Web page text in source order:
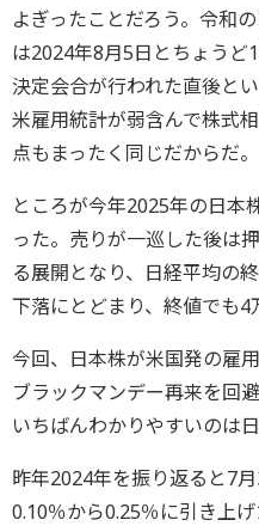
よぎったことだろう。令和
は2024年8月5日とちょうど
決定会合が行われた直後と
米雇用統計が弱含んで株式
点もまったく同じだからだ。
ところが今年2025年の日本
った。売りが一巡した後は
る展開となり、日経平均の
下落にとどまり、終値でも4
今回、日本株が米国発の雇
ブラックマンデー再来を回
いちばんわかりやすいのは
昨年2024年を振り返ると7
0.10％から0.25％に引き上